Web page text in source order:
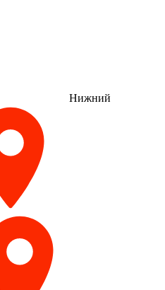
Нижний